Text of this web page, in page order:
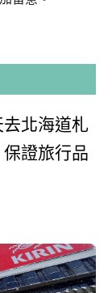
北海道札
證旅行品